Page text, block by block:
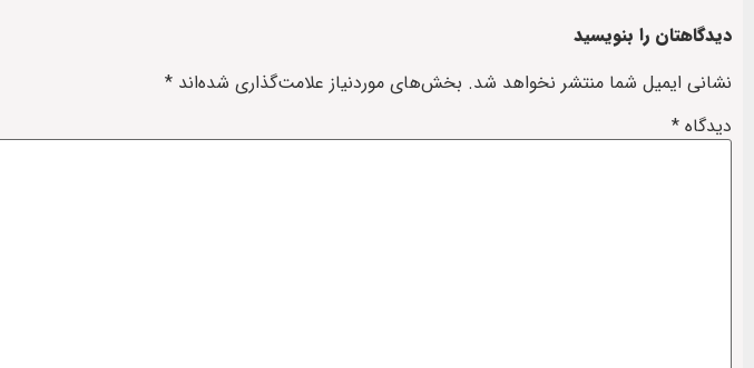
دیدگاهتان را بنویسید
نشانی ایمیل شما منتشر نخواهد شد. بخش‌های موردنیاز علامت‌گذاری شده‌اند *
دیدگاه *